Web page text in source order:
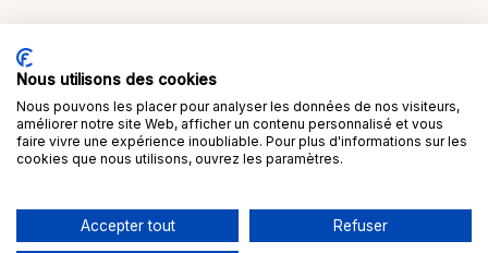
Nous utilisons des cookies
Nous pouvons les placer pour analyser les données de nos visiteurs,
améliorer notre site Web, afficher un contenu personnalisé et vous
faire vivre une expérience inoubliable. Pour plus d'informations sur les
cookies que nous utilisons, ouvrez les paramètres.
Accepter tout Refuser